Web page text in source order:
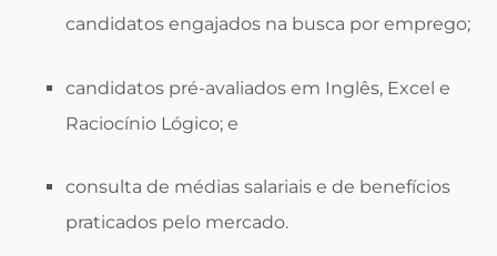
candidatos engajados na busca por emprego;
candidatos pré-avaliados em Inglês, Excel e
Raciocínio Lógico; e
consulta de médias salariais e de benefícios
praticados pelo mercado.